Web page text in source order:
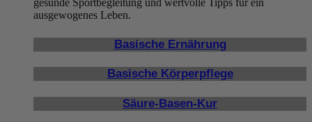
gesunde Sportbegleitung und wertvolle Tipps für ein
ausgewogenes Leben.
Basische Ernährung
Basische Körperpflege
Säure-Basen-Kur